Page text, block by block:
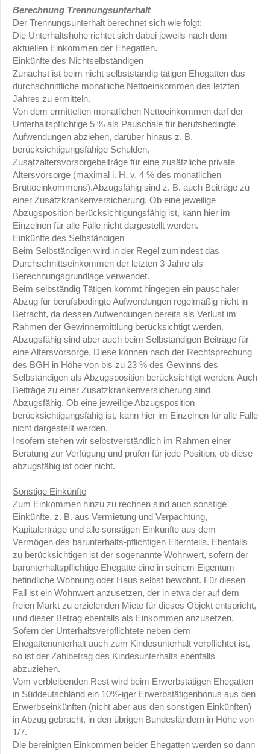
Berechnung Trennungsunterhalt
Der Trennungsunterhalt berechnet sich wie folgt:
Die Unterhaltshöhe richtet sich dabei jeweils nach dem
aktuellen Einkommen der Ehegatten.
Einkünfte des Nichtselbständigen
Zunächst ist beim nicht selbstständig tätigen Ehegatten das
durchschnittliche monatliche Nettoeinkommen des letzten
Jahres zu ermitteln.
Von dem ermittelten monatlichen Nettoeinkommen darf der
Unterhaltspflichtige 5 % als Pauschale für berufsbedingte
Aufwendungen abziehen, darüber hinaus z. B.
berücksichtigungsfähige Schulden,
Zusatzaltersvorsorgebeiträge für eine zusätzliche private
Altersvorsorge (maximal i. H. v. 4 % des monatlichen
Bruttoeinkommens).Abzugsfähig sind z. B. auch Beiträge zu
einer Zusatzkrankenversicherung. Ob eine jeweilige
Abzugsposition berücksichtigungsfähig ist, kann hier im
Einzelnen für alle Fälle nicht dargestellt werden.
Einkünfte des Selbständigen
Beim Selbständigen wird in der Regel zumindest das
Durchschnittseinkommen der letzten 3 Jahre als
Berechnungsgrundlage verwendet.
Beim selbständig Tätigen kommt hingegen ein pauschaler
Abzug für berufsbedingte Aufwendungen regelmäßig nicht in
Betracht, da dessen Aufwendungen bereits als Verlust im
Rahmen der Gewinnermittlung berücksichtigt werden.
Abzugsfähig sind aber auch beim Selbständigen Beiträge für
eine Altersvorsorge. Diese können nach der Rechtsprechung
des BGH in Höhe von bis zu 23 % des Gewinns des
Selbständigen als Abzugsposition berücksichtigt werden. Auch
Beiträge zu einer Zusatzkrankenversicherung sind
Abzugsfähig. Ob eine jeweilige Abzugsposition
berücksichtigungsfähig ist, kann hier im Einzelnen für alle Fälle
nicht dargestellt werden.
Insofern stehen wir selbstverständlich im Rahmen einer
Beratung zur Verfügung und prüfen für jede Position, ob diese
abzugsfähig ist oder nicht.
Sonstige Einkünfte
Zum Einkommen hinzu zu rechnen sind auch sonstige
Einkünfte, z. B. aus Vermietung und Verpachtung,
Kapitalerträge und alle sonstigen Einkünfte aus dem
Vermögen des barunterhalts-pflichtigen Elternteils. Ebenfalls
zu berücksichtigen ist der sogenannte Wohnwert, sofern der
barunterhaltspflichtige Ehegatte eine in seinem Eigentum
befindliche Wohnung oder Haus selbst bewohnt. Für diesen
Fall ist ein Wohnwert anzusetzen, der in etwa der auf dem
freien Markt zu erzielenden Miete für dieses Objekt entspricht,
und dieser Betrag ebenfalls als Einkommen anzusetzen.
Sofern der Unterhaltsverpflichtete neben dem
Ehegattenunterhalt auch zum Kindesunterhalt verpflichtet ist,
so ist der Zahlbetrag des Kindesunterhalts ebenfalls
abzuziehen.
Vom verbleibenden Rest wird beim Erwerbstätigen Ehegatten
in Süddeutschland ein 10%-iger Erwerbstätigenbonus aus den
Erwerbseinkünften (nicht aber aus den sonstigen Einkünften)
in Abzug gebracht, in den übrigen Bundesländern in Höhe von
1/7.
Die bereinigten Einkommen beider Ehegatten werden so dann